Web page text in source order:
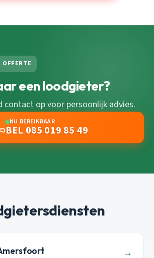
een loodgieter?
contact op voor persoonlijk advies.
NU BEREIKBAAR
BEL 085 019 85 49
→